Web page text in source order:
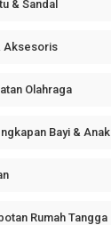
& Sandal
Aksesoris
Olahraga
Bayi & Anak
Rumah Tangga